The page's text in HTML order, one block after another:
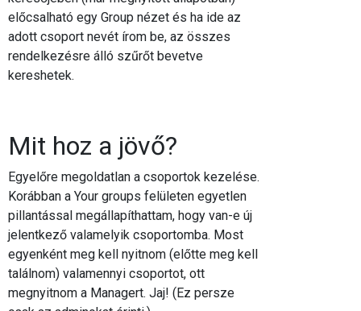
előcsalható egy Group nézet és ha ide az
adott csoport nevét írom be, az összes
rendelkezésre álló szűrőt bevetve
kereshetek.
Mit hoz a jövő?
Egyelőre megoldatlan a csoportok kezelése.
Korábban a Your groups felületen egyetlen
pillantással megállapíthattam, hogy van-e új
jelentkező valamelyik csoportomba. Most
egyenként meg kell nyitnom (előtte meg kell
találnom) valamennyi csoportot, ott
megnyitnom a Managert. Jaj! (Ez persze